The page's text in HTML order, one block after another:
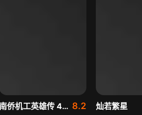
南侨机工英雄传 43集版 8.2 灿若繁星